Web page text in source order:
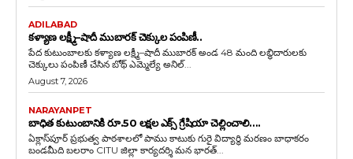
ADILABAD
కళ్యాణ లక్ష్మీ–షాదీ ముబారక్ చెక్కుల పంపిణీ..
పేద కుటుంబాలకు కళ్యాణ లక్ష్మీ–షాదీ ముబారక్ అండ 48 మంది లబ్ధిదారులకు
చెక్కులు పంపిణీ చేసిన బోథ్ ఎమ్మెల్యే అనిల్...
August 7, 2026
NARAYANPET
బాధిత కుటుంబానికి రూ.50 లక్షల ఎక్స్ గ్రేషియా చెల్లించాలి….
ఏక్లాస్‌పూర్ ప్రభుత్వ పాఠశాలలో పాము కాటుకు గురై విద్యార్థి మరణం బాధాకరం
బండమీది బలరాం CITU జిల్లా కార్యదర్శి మన భారత్...